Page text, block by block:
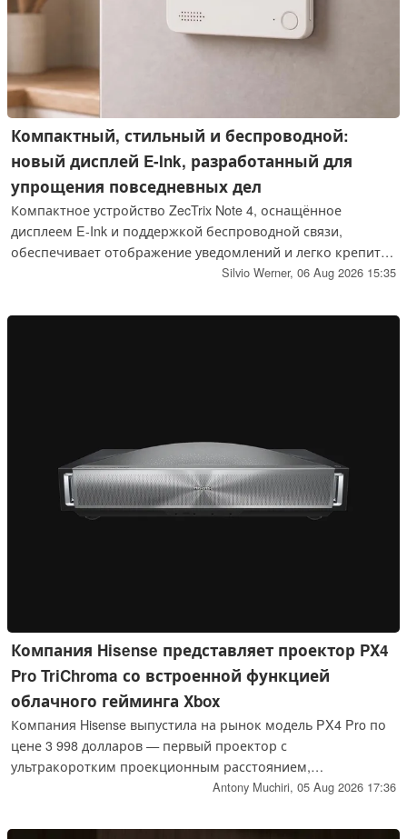
Компактный, стильный и беспроводной:
новый дисплей E-Ink, разработанный для
упрощения повседневных дел
Компактное устройство ZecTrix Note 4, оснащённое
дисплеем E-Ink и поддержкой беспроводной связи,
обеспечивает отображение уведомлений и легко крепится
к различным поверхностям, например к холодильнику.
устройство в полностью автономном режиме.
Silvio Werner, 06 Aug 2026 15:35
Компания Hisense представляет проектор PX4
Pro TriChroma со встроенной функцией
облачного гейминга Xbox
Компания Hisense выпустила на рынок модель PX4 Pro по
цене 3 998 долларов — первый проектор с
ультракоротким проекционным расстоянием,
сертифицированный по стандарту AMD FreeSync Premium,
обновления 240 Гц при размере изображения до 200
Antony Muchiri, 05 Aug 2026 17:36